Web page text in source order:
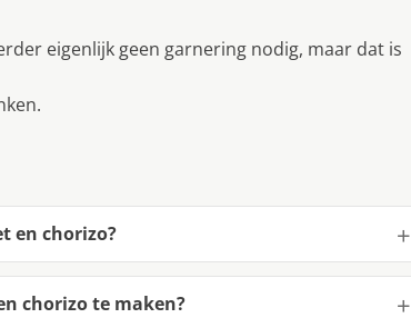
eigenlijk geen garnering nodig, maar dat is
en chorizo?
chorizo te maken?